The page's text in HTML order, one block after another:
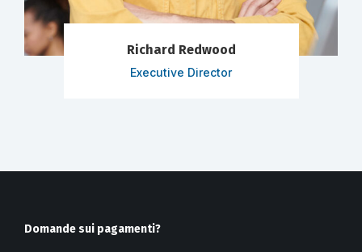
Richard Redwood
Executive Director
Domande sui pagamenti?